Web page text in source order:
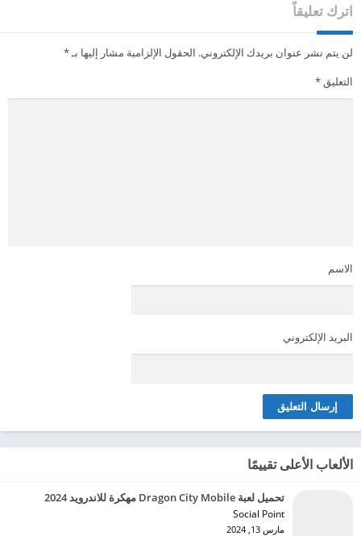
اترك تعليقاً
لن يتم نشر عنوان بريدك الإلكتروني. الحقول الإلزامية مشار إليها بـ*
التعليق*
الاسم
البريد الإلكتروني
الألعاب الأعلى تقييمًا
تحميل لعبة Dragon City Mobile مهكرة للاندرويد 2024
Social Point‏
مارس 13, 2024